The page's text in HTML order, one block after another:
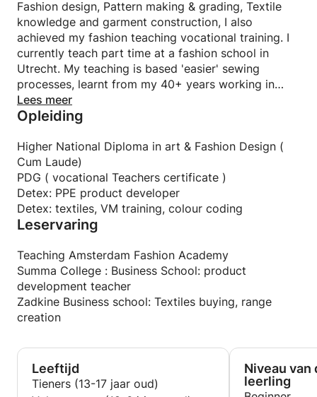
Fashion design, Pattern making & grading, Textile
knowledge and garment construction, I also
achieved my fashion teaching vocational training. I
currently teach part time at a fashion school in
Utrecht. My teaching is based 'easier' sewing
processes, learnt from my 40+ years working in
garment manufacturing.
Lees meer
Opleiding
Higher National Diploma in art & Fashion Design (
Cum Laude)
PDG ( vocational Teachers certificate )
Detex: PPE product developer
Detex: textiles, VM training, colour coding
Leservaring
Teaching Amsterdam Fashion Academy
Summa College : Business School: product
development teacher
Zadkine Business school: Textiles buying, range
creation
Leeftijd
Tieners (13-17 jaar oud)
Niveau van
leerling